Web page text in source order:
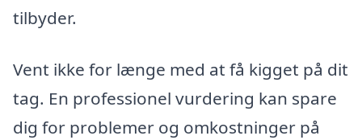
tilbyder.
Vent ikke for længe med at få kigget på dit
tag. En professionel vurdering kan spare
dig for problemer og omkostninger på